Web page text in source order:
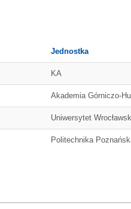
Jednostka
KA
Akademia Górniczo-
Uniwersytet
Politechnika